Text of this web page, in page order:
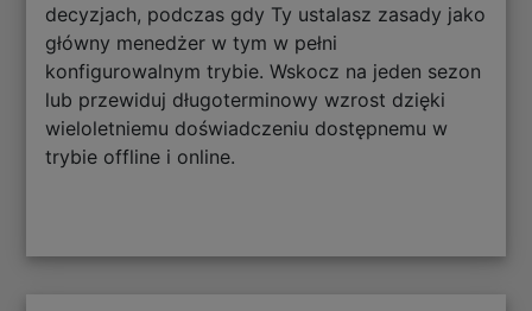
decyzjach, podczas gdy Ty ustalasz zasady jako
główny menedżer w tym w pełni
konfigurowalnym trybie. Wskocz na jeden sezon
lub przewiduj długoterminowy wzrost dzięki
wieloletniemu doświadczeniu dostępnemu w
trybie offline i online.